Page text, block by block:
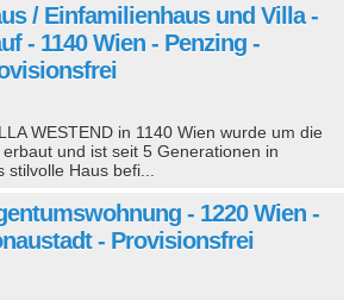
/ Einfamilienhaus und Villa -
- 1140 Wien - Penzing -
WESTEND in 1140 Wien wurde um die
und ist seit 5 Generationen in
Haus befi...
- 1220 Wien -
- Provisionsfrei